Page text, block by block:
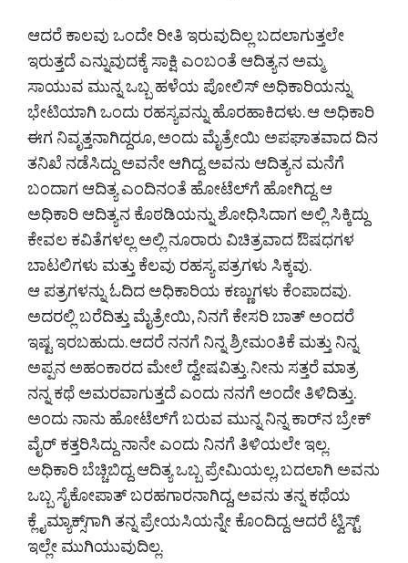
ಆದರೆ ಕಾಲವು ಒಂದೇ ರೀತಿ ಇರುವುದಿಲ್ಲ ಬದಲಾಗುತ್ತಲೇ
ಇರುತ್ತದೆ ಎನ್ನುವುದಕ್ಕೆ ಸಾಕ್ಷಿ ಎಂಬಂತೆ ಆದಿತ್ಯನ ಅಮ್ಮ
ಸಾಯುವ ಮುನ್ನ ಒಬ್ಬ ಹಳೆಯ ಪೋಲಿಸ್ ಅಧಿಕಾರಿಯನ್ನು
ಭೇಟಿಯಾಗಿ ಒಂದು ರಹಸ್ಯವನ್ನು ಹೊರಹಾಕಿದಳು. ಆ ಅಧಿಕಾರಿ
ಈಗ ನಿವೃತ್ತನಾಗಿದ್ದರೂ, ಅಂದು ಮೈತ್ರೇಯಿ ಅಪಘಾತವಾದ ದಿನ
ತನಿಖೆ ನಡೆಸಿದ್ದು ಅವನೇ ಆಗಿದ್ದ. ಅವನು ಆದಿತ್ಯನ ಮನೆಗೆ
ಬಂದಾಗ ಆದಿತ್ಯ ಎಂದಿನಂತೆ ಹೋಟೆಲ್‌ಗೆ ಹೋಗಿದ್ದ. ಆ
ಅಧಿಕಾರಿ ಆದಿತ್ಯನ ಕೊಠಡಿಯನ್ನು ಶೋಧಿಸಿದಾಗ ಅಲ್ಲಿ ಸಿಕ್ಕಿದ್ದು
ಕೇವಲ ಕವಿತೆಗಳಲ್ಲ ಅಲ್ಲಿ ನೂರಾರು ವಿಚಿತ್ರವಾದ ಔಷಧಗಳ
ಬಾಟಲಿಗಳು ಮತ್ತು ಕೆಲವು ರಹಸ್ಯ ಪತ್ರಗಳು ಸಿಕ್ಕವು.
ಆ ಪತ್ರಗಳನ್ನು ಓದಿದ ಅಧಿಕಾರಿಯ ಕಣ್ಣುಗಳು ಕೆಂಪಾದವು.
ಅದರಲ್ಲಿ ಬರೆದಿತ್ತು ಮೈತ್ರೇಯಿ, ನಿನಗೆ ಕೇಸರಿ ಬಾತ್ ಅಂದರೆ
ಇಷ್ಟ ಇರಬಹುದು. ಆದರೆ ನನಗೆ ನಿನ್ನ ಶ್ರೀಮಂತಿಕೆ ಮತ್ತು ನಿನ್ನ
ಅಪ್ಪನ ಅಹಂಕಾರದ ಮೇಲೆ ದ್ವೇಷವಿತ್ತು. ನೀನು ಸತ್ತರೆ ಮಾತ್ರ
ನನ್ನ ಕಥೆ ಅಮರವಾಗುತ್ತದೆ ಎಂದು ನನಗೆ ಅಂದೇ ತಿಳಿದಿತ್ತು.
ಅಂದು ನಾನು ಹೋಟೆಲ್‌ಗೆ ಬರುವ ಮುನ್ನ ನಿನ್ನ ಕಾರ್‌ನ ಬ್ರೇಕ್
ವೈರ್ ಕತ್ತರಿಸಿದ್ದು ನಾನೇ ಎಂದು ನಿನಗೆ ತಿಳಿಯಲೇ ಇಲ್ಲ.
ಅಧಿಕಾರಿ ಬೆಚ್ಚಿಬಿದ್ದ. ಆದಿತ್ಯ ಒಬ್ಬ ಪ್ರೇಮಿಯಲ್ಲ, ಬದಲಾಗಿ ಅವನು
ಒಬ್ಬ ಸೈಕೋಪಾತ್ ಬರಹಗಾರನಾಗಿದ್ದ, ಅವನು ತನ್ನ ಕಥೆಯ
ಕ್ಲೈಮ್ಯಾಕ್ಸ್‌ಗಾಗಿ ತನ್ನ ಪ್ರೇಯಸಿಯನ್ನೇ ಕೊಂದಿದ್ದ. ಆದರೆ ಟ್ವಿಸ್ಟ್
ಇಲ್ಲೇ ಮುಗಿಯುವುದಿಲ್ಲ.